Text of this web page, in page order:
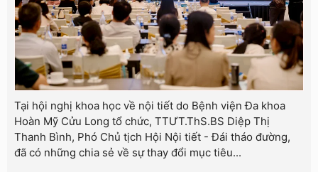
Tại hội nghị khoa học về nội tiết do Bệnh viện Đa khoa
Hoàn Mỹ Cửu Long tổ chức, TTƯT.ThS.BS Diệp Thị
Thanh Bình, Phó Chủ tịch Hội Nội tiết - Đái tháo đường,
đã có những chia sẻ về sự thay đổi mục tiêu...